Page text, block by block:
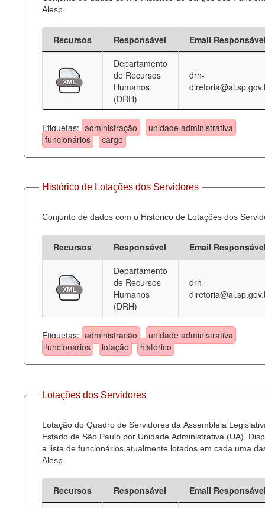
Catálogo de dados
Processo Legislativo
Administração
Legislação
Agenda
Perguntas frequentes
Contato
Alesp.
Recursos Responsável
Email
Departamento
de Recursos
Humanos
(DRH)
drh-
Etiquetas: administração
unidade administrativa
funcionários
cargo
Histórico de Lotações dos Servidores
Conjunto de dados com o Histórico de Lotações dos
Recursos Responsável
Email
Departamento
de Recursos
Humanos
(DRH)
drh-
Etiquetas: administração
unidade administrativa
funcionários
lotação histórico
Lotações dos Servidores
Lotação do Quadro de Servidores da Assembleia
Estado de São Paulo por Unidade Administrativa (UA).
a lista de funcionários atualmente lotados em cada uma
Alesp.
Recursos Responsável
Email